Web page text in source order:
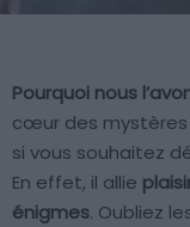
Pourquoi nous
cœur des mystères
si vous souhaitez
En effet, il allie
énigmes. Oubliez